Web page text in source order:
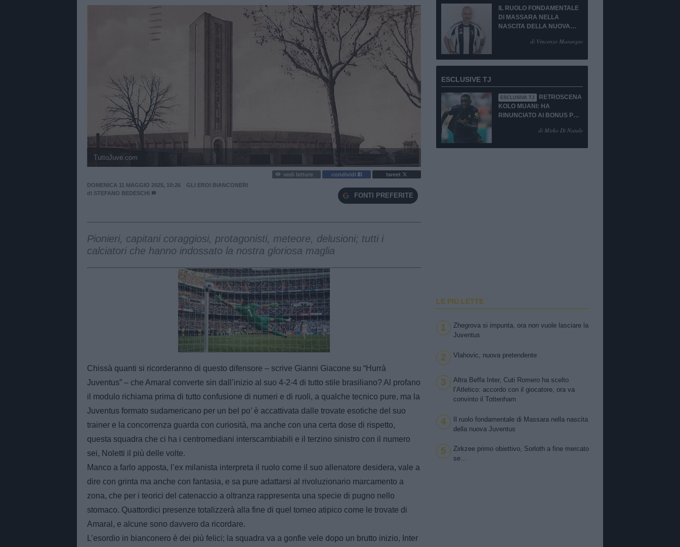
TuttoJuve.com
vedi letture condividi
tweet
DOMENICA 11 MAGGIO 2025, 10:26
GLI EROI BIANCONERI
di STEFANO BEDESCHI FONTI PREFERITE
Pionieri, capitani coraggiosi, protagonisti, meteore, delusioni; tutti i
calciatori che hanno indossato la nostra gloriosa maglia
Loaded:
100.00%
Chissà quanti si ricorderanno di questo difensore – scrive Gianni Giacone su “Hurrà
Juventus” – che Amaral converte sin dall’inizio al suo 4-2-4 di tutto stile brasiliano? Al profano
il modulo richiama prima di tutto confusione di numeri e di ruoli, a qualche tecnico pure, ma la
Juventus formato sudamericano per un bel po’ è accattivata dalle trovate esotiche del suo
trainer e la concorrenza guarda con curiosità, ma anche con una certa dose di rispetto,
questa squadra che ci ha i centromediani interscambiabili e il terzino sinistro con il numero
sei, Noletti il più delle volte.
Manco a farlo apposta, l’ex milanista interpreta il ruolo come il suo allenatore desidera, vale a
dire con grinta ma anche con fantasia, e sa pure adattarsi al rivoluzionario marcamento a
zona, che per i teorici del catenaccio a oltranza rappresenta una specie di pugno nello
stomaco. Quattordici presenze totalizzerà alla fine di quel torneo atipico come le trovate di
Amaral, e alcune sono davvero da ricordare.
L’esordio in bianconero è dei più felici; la squadra va a gonfie vele dopo un brutto inizio, Inter
IL RUOLO FONDAMENTALE
DI MASSARA NELLA
NASCITA DELLA NUOVA
di Vincenzo Marangio
ESCLUSIVE TJ
ESCLUSIVA TJ
RETROSCENA
KOLO MUANI: HA
RINUNCIATO AI BONUS PUR
di Mirko Di Natale
LE PIÙ LETTE
1
Zhegrova si impunta, ora non vuole lasciare la
Juventus
2 Vlahovic, nuova pretendente
3
Altra Beffa Inter, Cuti Romero ha scelto
l’Atletico: accordo con il giocatore, ora va
convinto il Tottenham
4
Il ruolo fondamentale di Massara nella nascita
della nuova Juventus
5
Zirkzee primo obiettivo, Sorloth a fine mercato
se...